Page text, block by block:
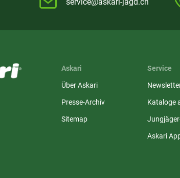
Askari
Über Askari
Presse-Archiv
Sitemap
Service
Kataloge
Askari